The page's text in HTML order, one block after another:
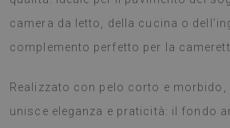
camera da letto, della cucina o
complemento perfetto per la
Realizzato con pelo corto e morbido,
unisce eleganza e praticità: il fondo